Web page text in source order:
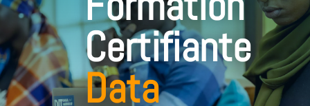
Certifiante
Data